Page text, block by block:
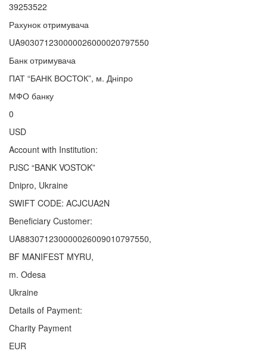
39253522
Рахунок отримувача
UA903071230000026000020797550
Банк отримувача
ПАТ “БАНК ВОСТОК”, м. Дніпро
МФО банку
0
USD
Account with Institution:
PJSC “BANK VOSTOK”
Dnipro, Ukraine
SWIFT CODE: ACJCUA2N
Beneficiary Customer:
UA883071230000026009010797550,
BF MANIFEST MYRU,
m. Odesa
Ukraine
Details of Payment:
Charity Payment
EUR